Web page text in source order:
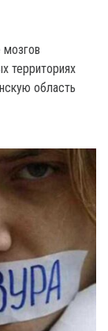
территориях
область